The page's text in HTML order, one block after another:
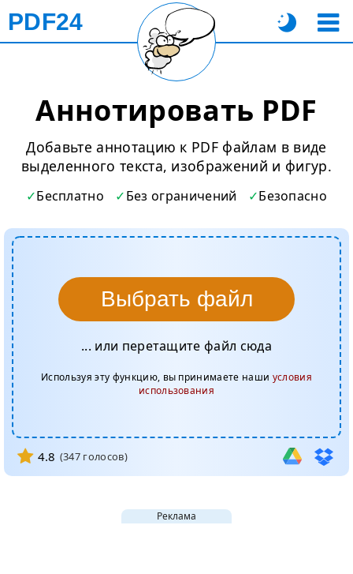
PDF24
Аннотировать PDF
Добавьте аннотацию к PDF файлам в виде
выделенного текста, изображений и фигур.
Бесплатно Без ограничений Безопасно
Выбрать файл
... или перетащите файл сюда
Используя эту функцию, вы принимаете наши условия
использования
4.8 (347 голосов)
Реклама